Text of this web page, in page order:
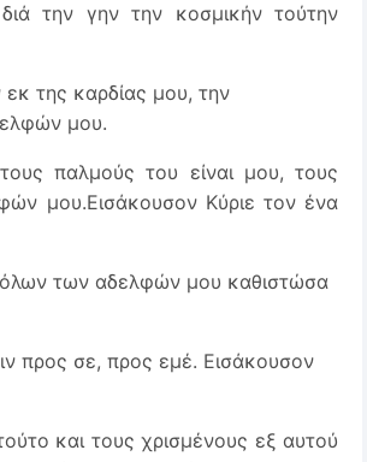
την γην την κοσμικήν τούτην
της καρδίας μου, την
μου.
παλμούς του είναι μου, τους
μου.Εισάκουσον Κύριε τον ένα
των αδελφών μου καθιστώσα
προς σε, προς εμέ. Εισάκουσον
και τους χρισμένους εξ αυτού